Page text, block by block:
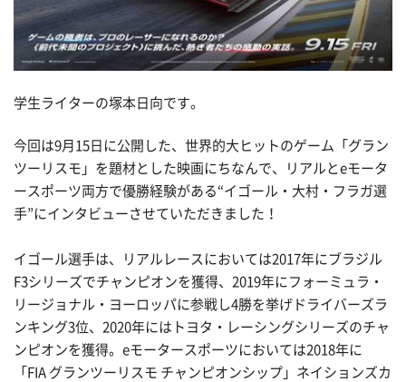
学生ライターの塚本日向です。
今回は9月15日に公開した、世界的大ヒットのゲーム「グラン
ツーリスモ」を題材とした映画にちなんで、リアルとeモータ
ースポーツ両方で優勝経験がある“イゴール・大村・フラガ選
手”にインタビューさせていただきました！
イゴール選手は、リアルレースにおいては2017年にブラジル
F3シリーズでチャンピオンを獲得、2019年にフォーミュラ・
リージョナル・ヨーロッパに参戦し4勝を挙げドライバーズラ
ンキング3位、2020年にはトヨタ・レーシングシリーズのチャ
ンピオンを獲得。eモータースポーツにおいては2018年に
「FIA グランツーリスモ チャンピオンシップ」ネイションズカ